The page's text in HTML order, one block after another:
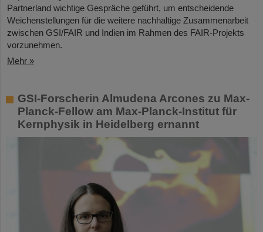
Partnerland wichtige Gespräche geführt, um entscheidende
Weichenstellungen für die weitere nachhaltige Zusammenarbeit
zwischen GSI/FAIR und Indien im Rahmen des FAIR-Projekts
vorzunehmen.
Mehr »
GSI-Forscherin Almudena Arcones zu Max-
Planck-Fellow am Max-Planck-Institut für
Kernphysik in Heidelberg ernannt